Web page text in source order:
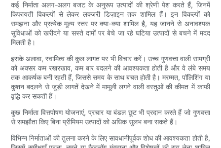
कई निर्माता अलग-अलग बजट के अनुरूप उत्पादों की श्रेणी पेश करते हैं, जिनमें
किफायती विकल्पों से लेकर लक्जरी डिज़ाइन तक शामिल हैं। इन विकल्पों को
समझना और प्रत्येक मूल्य स्तर पर क्या-क्या शामिल है, यह जानने से अनावश्यक
सुविधाओं को खरीदने या सस्ते दामों पर बेचे जा रहे घटिया उत्पादों से बचने में मदद
मिलती है।
इसके अलावा, स्वामित्व की कुल लागत पर भी विचार करें। उच्च गुणवत्ता वाली सामग्री
को अक्सर कम रखरखाव, कम बार बदलने की आवश्यकता होती है और वे लंबे समय
तक आकर्षक बनी रहती हैं, जिससे समय के साथ बचत होती है। मरम्मत, पॉलिशिंग या
कुशन बदलने से जुड़ी लागतें देखने में मामूली लगने वाली वस्तुओं की कीमत में काफी
वृद्धि कर सकती हैं।
कुछ निर्माता वित्तपोषण योजनाएं, प्रचार या बंडल छूट भी प्रदान करते हैं जो गुणवत्ता
से समझौता किए बिना प्रीमियम उत्पादों को अधिक सुलभ बना सकते हैं।
विभिन्न निर्माताओं की तुलना करने के लिए सावधानीपूर्वक शोध की आवश्यकता होती है,